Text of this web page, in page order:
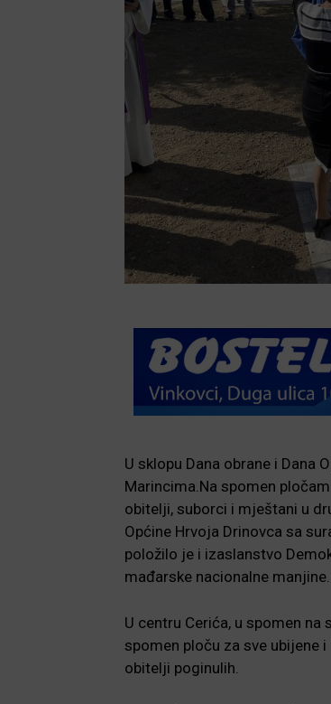
U sklopu Dana obrane i Dana
Marincima.Na spomen
obitelji, suborci i mještani u
Općine Hrvoja Drinovca sa
položilo je i izaslanstvo
mađarske nacionalne manjine.
U centru Cerića, u spomen
spomen ploču za sve ubijene
obitelji poginulih.